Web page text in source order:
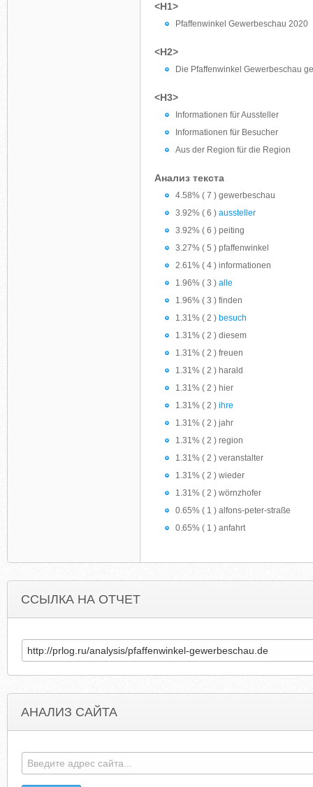
<H1>
Pfaffenwinkel Gewerbeschau 2020
<H2>
Die Pfaffenwinkel Gewerbeschau
<H3>
Informationen für Aussteller
Informationen für Besucher
Aus der Region für die Region
Анализ текста
4.58% ( 7 ) gewerbeschau
3.92% ( 6 ) aussteller
3.92% ( 6 ) peiting
3.27% ( 5 ) pfaffenwinkel
2.61% ( 4 ) informationen
1.96% ( 3 ) alle
1.96% ( 3 ) finden
1.31% ( 2 ) besuch
1.31% ( 2 ) diesem
1.31% ( 2 ) freuen
1.31% ( 2 ) harald
1.31% ( 2 ) hier
1.31% ( 2 ) ihre
1.31% ( 2 ) jahr
1.31% ( 2 ) region
1.31% ( 2 ) veranstalter
1.31% ( 2 ) wieder
1.31% ( 2 ) wörnzhofer
0.65% ( 1 ) alfons-peter-straße
0.65% ( 1 ) anfahrt
ССЫЛКА НА ОТЧЕТ
АНАЛИЗ САЙТА